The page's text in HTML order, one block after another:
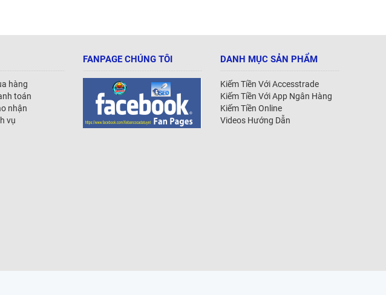
hàng
toán
nhận
vụ
FANPAGE CHÚNG TÔI DANH MỤC SẢN PHẨM
Kiếm Tiền Với Accesstrade
Kiếm Tiền Với App Ngân Hàng
Kiếm Tiền Online
Videos Hướng Dẫn